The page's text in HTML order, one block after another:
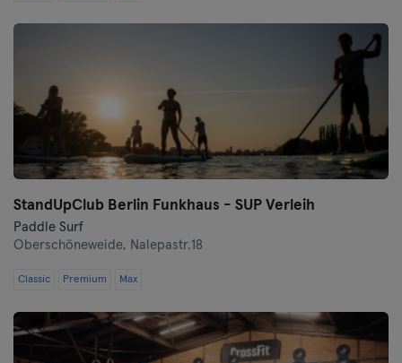
StandUpClub Berlin Funkhaus - SUP Verleih
Paddle Surf
Oberschöneweide, Nalepastr.18
Classic Premium Max